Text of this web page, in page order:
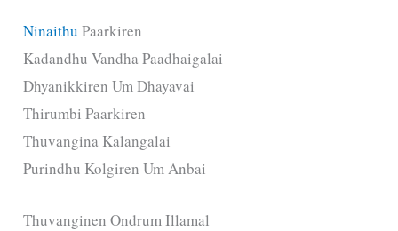
NinaithuPaarkiren
Kadandhu Vandha Paadhaigalai
Dhyanikkiren Um Dhayavai
Thirumbi Paarkiren
Thuvangina Kalangalai
Purindhu Kolgiren Um Anbai
Thuvanginen Ondrum Illamal